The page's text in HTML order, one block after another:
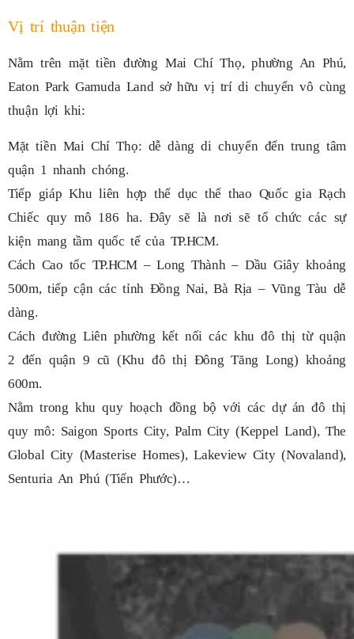
Vị trí thuận tiện
Nằm trên mặt tiền đường Mai Chí Thọ, phường An Phú,
Eaton Park Gamuda Land sở hữu vị trí di chuyển vô cùng
thuận lợi khi:
Mặt tiền Mai Chí Thọ: dễ dàng di chuyển đến trung tâm
quận 1 nhanh chóng.
Tiếp giáp Khu liên hợp thể dục thể thao Quốc gia Rạch
Chiếc quy mô 186 ha. Đây sẽ là nơi sẽ tổ chức các sự
kiện mang tầm quốc tế của TP.HCM.
Cách Cao tốc TP.HCM – Long Thành – Dầu Giây khoảng
500m, tiếp cận các tỉnh Đồng Nai, Bà Rịa – Vũng Tàu dễ
dàng.
Cách đường Liên phường kết nối các khu đô thị từ quận
2 đến quận 9 cũ (Khu đô thị Đông Tăng Long) khoảng
600m.
Nằm trong khu quy hoạch đồng bộ với các dự án đô thị
quy mô: Saigon Sports City, Palm City (Keppel Land), The
Global City (Masterise Homes), Lakeview City (Novaland),
Senturia An Phú (Tiến Phước)…